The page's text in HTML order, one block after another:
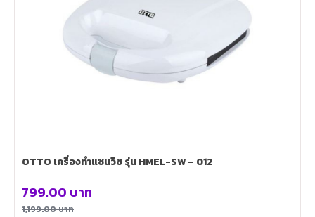
OTTO เครื่องทำแซนวิซ รุ่น HMEL-SW – 012
1,199.00บาท
799.00 บาท